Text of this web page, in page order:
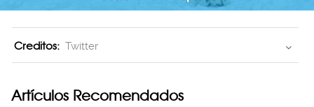
Creditos: Twitter
Artículos Recomendados